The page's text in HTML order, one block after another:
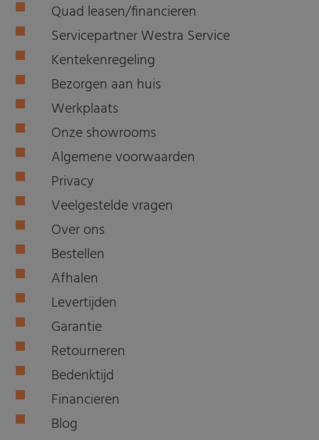
Quad leasen/financieren
Servicepartner Westra Service
Kentekenregeling
Bezorgen aan huis
Werkplaats
Onze showrooms
Algemene voorwaarden
Privacy
Veelgestelde vragen
Over ons
Bestellen
Afhalen
Levertijden
Garantie
Retourneren
Bedenktijd
Financieren
Blog